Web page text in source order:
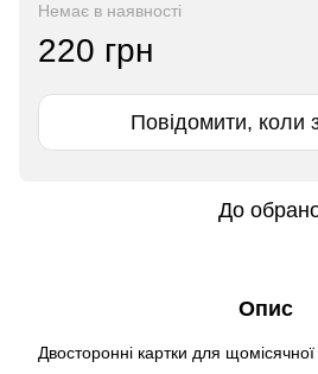
Немає в наявності
220 грн
Повідомити, коли
До
Опис
Двосторонні картки для щомісячної